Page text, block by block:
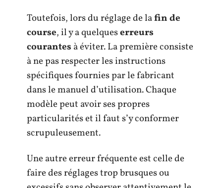
Toutefois, lors du réglage de lafin de
course, il y a quelqueserreurs
courantes à éviter. La première consiste
à ne pas respecter les instructions
spécifiques fournies par le fabricant
dans le manuel d’utilisation. Chaque
modèle peut avoir ses propres
particularités et il faut s’y conformer
scrupuleusement.
Une autre erreur fréquente est celle de
faire des réglages trop brusques ou